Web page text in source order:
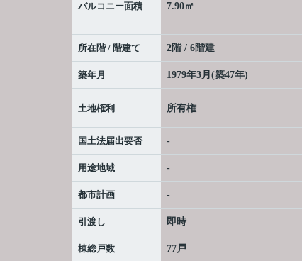
バルコニー面積 7.90㎡
所在階 / 階建て 2階 / 6階建
築年月 1979年3月(築47年)
土地権利 所有権
国土法届出要否 -
用途地域 -
都市計画 -
引渡し 即時
棟総戸数 77戸